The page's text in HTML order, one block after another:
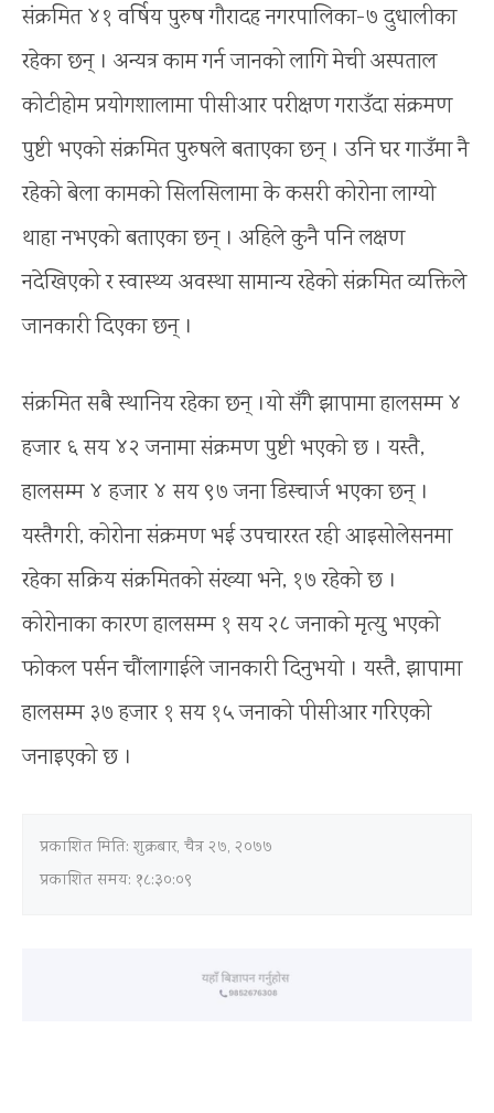
संक्रमित ४१ वर्षिय पुरुष गौरादह नगरपालिका-७ दुधालीका
रहेका छन् । अन्यत्र काम गर्न जानको लागि मेची अस्पताल
कोटीहोम प्रयोगशालामा पीसीआर परीक्षण गराउँदा संक्रमण
पुष्टी भएको संक्रमित पुरुषले बताएका छन् । उनि घर गाउँमा नै
रहेको बेला कामको सिलसिलामा के कसरी कोरोना लाग्यो
थाहा नभएको बताएका छन् । अहिले कुनै पनि लक्षण
नदेखिएको र स्वास्थ्य अवस्था सामान्य रहेको संक्रमित व्यक्तिले
जानकारी दिएका छन् ।
संक्रमित सबै स्थानिय रहेका छन् ।यो सँगै झापामा हालसम्म ४
हजार ६ सय ४२ जनामा संक्रमण पुष्टी भएको छ । यस्तै,
हालसम्म ४ हजार ४ सय ९७ जना डिस्चार्ज भएका छन् ।
यस्तैगरी, कोरोना संक्रमण भई उपचाररत रही आइसोलेसनमा
रहेका सक्रिय संक्रमितको संख्या भने, १७ रहेको छ ।
कोरोनाका कारण हालसम्म १ सय २८ जनाको मृत्यु भएको
फोकल पर्सन चौंलागाईले जानकारी दिनुभयो । यस्तै, झापामा
हालसम्म ३७ हजार १ सय १५ जनाको पीसीआर गरिएको
जनाइएको छ ।
प्रकाशित मिति:शुक्रबार, चैत्र २७, २०७७
प्रकाशित समय: १८:३०:०९